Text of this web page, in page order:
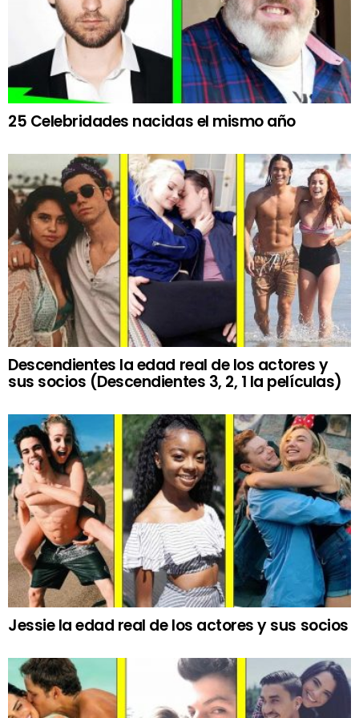
25 Celebridades nacidas el mismo año
Descendientes la edad real de los actores y
sus socios (Descendientes 3, 2, 1 la películas)
Jessie la edad real de los actores y sus socios